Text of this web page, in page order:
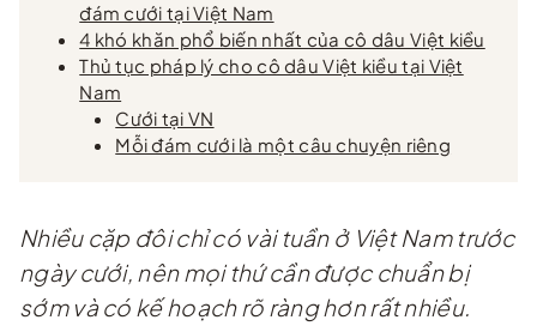
đám cưới tại Việt Nam
4 khó khăn phổ biến nhất của cô dâu Việt kiều
Thủ tục pháp lý cho cô dâu Việt kiều tại Việt
Nam
Cưới tại VN
Mỗi đám cưới là một câu chuyện riêng
Nhiều cặp đôi chỉ có vài tuần ở Việt Nam trước
ngày cưới, nên mọi thứ cần được chuẩn bị
sớm và có kế hoạch rõ ràng hơn rất nhiều.